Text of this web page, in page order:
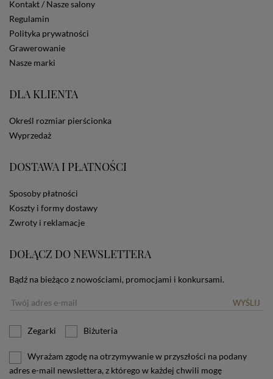
Na stronie Sklepu są wykorzystywane pliki cookies.
Stosowane są one w celach zapewnienia maksymalnej
wygody wszystkich użytkowników (w tym Kupujących)
przy korzystaniu ze Sklepu (zapamiętywanie
preferencji i ustawień na stronie, zbieranie
anonimowych danych dla celów reklamowych i
portale społecznościowe, np. Facebook). Korzystanie
dotyczących cookies oznacza, że będą one
zamieszczane w urządzeniu końcowym każdego
użytkownika. Jeżeli użytkownik nie wyraża zgody na
ustawienia swojej przeglądarki.
informacji o plikach cookies.
Kontakt / Nasze salony
Regulamin
Polityka prywatności
Grawerowanie
Nasze marki
DLA KLIENTA
Określ rozmiar pierścionka
Wyprzedaż
DOSTAWA I PŁATNOŚCI
Sposoby płatności
Koszty i formy dostawy
Zwroty i reklamacje
DOŁĄCZ DO NEWSLETTERA
Bądź na bieżąco z nowościami, promocjami i konkursami.
WYŚLIJ
Zegarki Biżuteria
Wyrażam zgodę na otrzymywanie w przyszłości na podany
adres e-mail newslettera, z którego w każdej chwili mogę